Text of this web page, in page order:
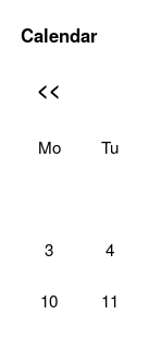
Calendar
<<
Mo Tu
3 4
10 11